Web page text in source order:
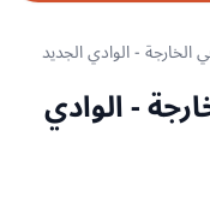
الخارجة - الوادي الجديد
- الوادي